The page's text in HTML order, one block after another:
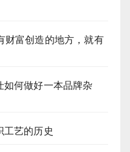
财富创造的地方，就有
如何做好一本品牌杂
工艺的历史